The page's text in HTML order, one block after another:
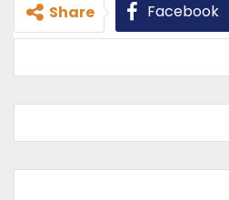
Share Facebook